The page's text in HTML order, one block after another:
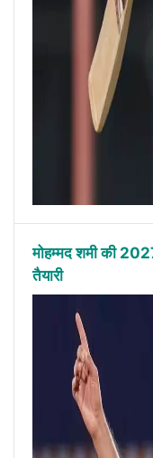
मोहम्मद शमी की
तैयारी